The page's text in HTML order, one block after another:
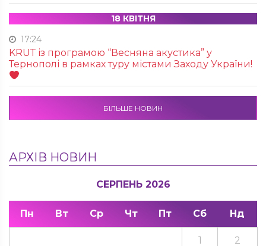
18 КВІТНЯ
17:24
KRUТ із програмою “Весняна акустика” у
Тернополі в рамках туру містами Заходу України!
БІЛЬШЕ НОВИН
АРХІВ НОВИН
СЕРПЕНЬ 2026
Пн Вт Ср Чт Пт Сб Нд
1 2